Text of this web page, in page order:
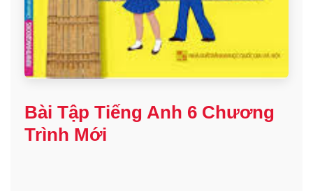
Bài Tập Tiếng Anh 6 Chương
Trình Mới